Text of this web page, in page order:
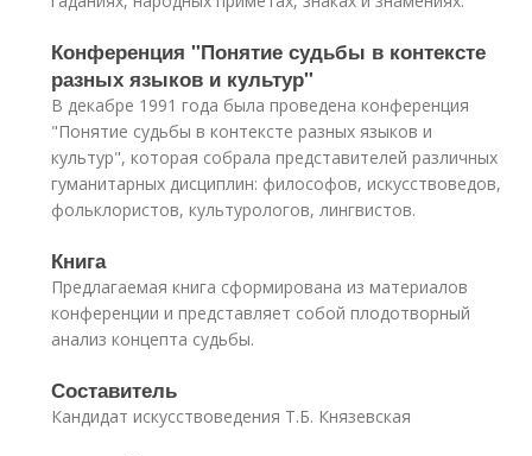
Конференция "Понятие судьбы в контексте
разных языков и культур"
В декабре 1991 года была проведена конференция
"Понятие судьбы в контексте разных языков и
культур", которая собрала представителей различных
гуманитарных дисциплин: философов, искусствоведов,
фольклористов, культурологов, лингвистов.
Книга
Предлагаемая книга сформирована из материалов
конференции и представляет собой плодотворный
анализ концепта судьбы.
Составитель
Кандидат искусствоведения Т.Б. Князевская